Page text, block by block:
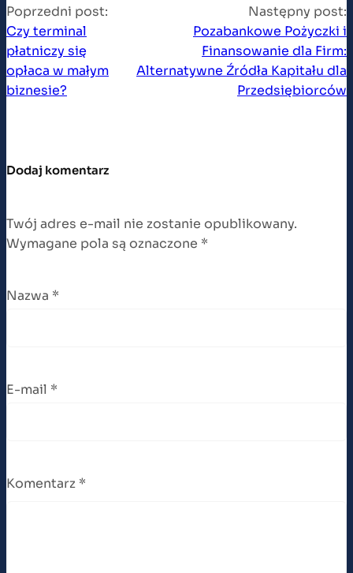
Poprzedni post:
Czy terminal
płatniczy się
opłaca w małym
biznesie?
Następny post:
Pozabankowe Pożyczki i
Finansowanie dla Firm:
Alternatywne Źródła Kapitału dla
Przedsiębiorców
Dodaj komentarz
Twój adres e-mail nie zostanie opublikowany.
Wymagane pola są oznaczone *
Nazwa *
E-mail *
Komentarz *